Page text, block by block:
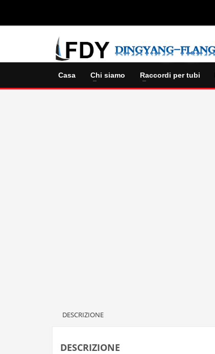
Casa Chi siamo Raccordi per tubi
DESCRIZIONE
DESCRIZIONE